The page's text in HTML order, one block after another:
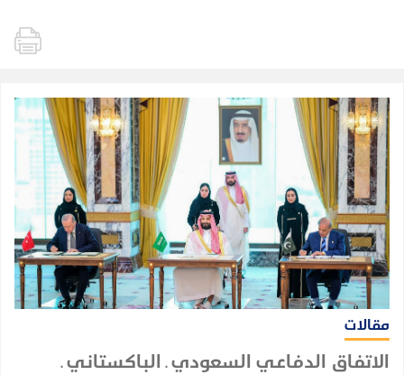
مقالات
الاتفاق الدفاعي السعودي ـ الباكستاني ـ